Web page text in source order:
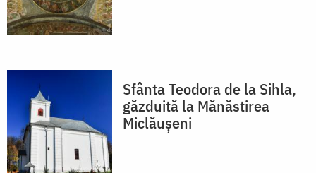
Sfânta Teodora de la Sihla,
găzduită la Mănăstirea
Miclăușeni